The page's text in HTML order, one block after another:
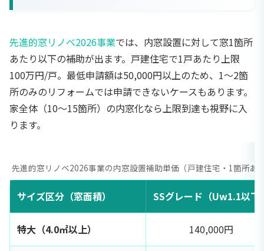
先進的窓リノベ2026事業では、内窓設置に対して窓1箇所
あたり以下の補助が出ます。戸建住宅で1戸あたり上限
100万円/戸。最低申請額は50,000円以上のため、1〜2箇
所のみのリフォームでは申請できないケースもあります。
家全体（10〜15箇所）の内窓化なら上限到達も視野に入
ります。
先進的窓リノベ2026事業の内窓設置補助単価（戸建住宅・1箇所あ
サイズ区分（窓面積） SSグレード（Uw1.1以下
特大（4.0㎡以上） 140,000円